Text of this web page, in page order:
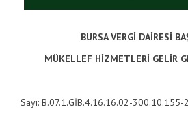
BURSA VERGİ DAİRESİ
MÜKELLEF HİZMETLERİ GELİR
Sayı: B.07.1.GİB.4.16.16.02-300.10.155-